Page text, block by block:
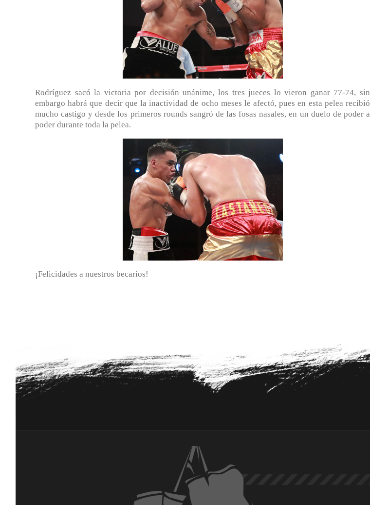
Rodríguez sacó la victoria por decisión unánime, los tres jueces lo vieron ganar 77-74, sin
embargo habrá que decir que la inactividad de ocho meses le afectó, pues en esta pelea recibió
mucho castigo y desde los primeros rounds sangró de las fosas nasales, en un duelo de poder a
poder durante toda la pelea.
¡Felicidades a nuestros becarios!